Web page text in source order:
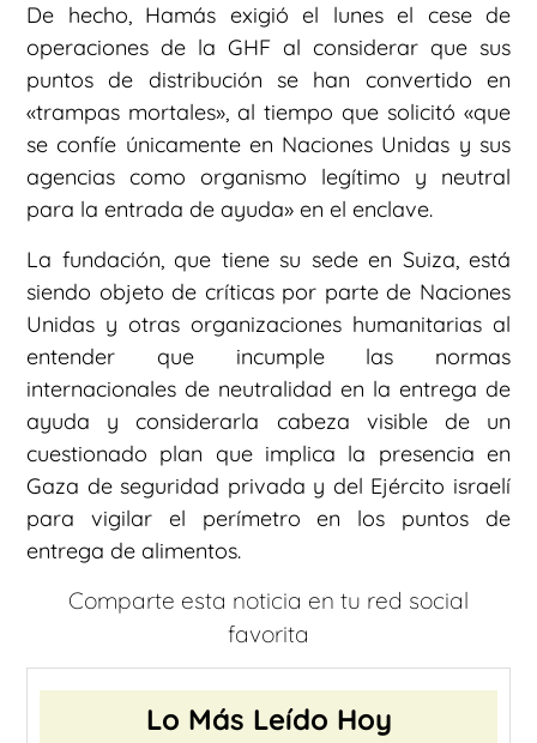
De hecho, Hamás exigió el lunes el cese de
operaciones de la GHF al considerar que sus
puntos de distribución se han convertido en
«trampas mortales», al tiempo que solicitó «que
se confíe únicamente en Naciones Unidas y sus
agencias como organismo legítimo y neutral
para la entrada de ayuda» en el enclave.
La fundación, que tiene su sede en Suiza, está
siendo objeto de críticas por parte de Naciones
Unidas y otras organizaciones humanitarias al
entender que incumple las normas
internacionales de neutralidad en la entrega de
ayuda y considerarla cabeza visible de un
cuestionado plan que implica la presencia en
Gaza de seguridad privada y del Ejército israelí
para vigilar el perímetro en los puntos de
entrega de alimentos.
Comparte esta noticia en tu red social
favorita
Lo Más Leído Hoy